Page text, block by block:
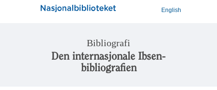
English
Bibliografi
Den internasjonale Ibsen-
bibliografien